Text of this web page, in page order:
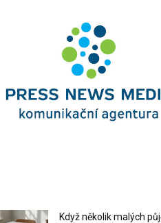
Když několik malých